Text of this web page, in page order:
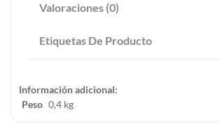
Valoraciones (0)
Etiquetas De Producto
Información adicional:
Peso 0,4 kg